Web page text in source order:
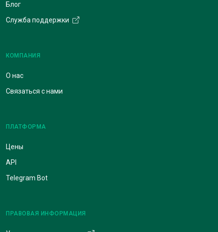
Блог
Служба поддержки
КОМПАНИЯ
О нас
Связаться с нами
ПЛАТФОРМА
Цены
API
Telegram Bot
ПРАВОВАЯ ИНФОРМАЦИЯ